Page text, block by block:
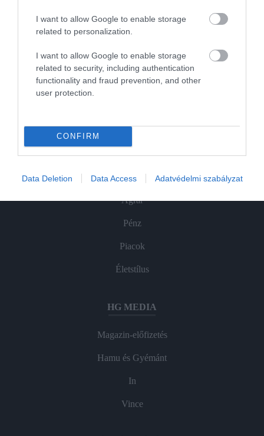
I want to allow Google to enable storage
related to personalization.
I want to allow Google to enable storage
related to security, including authentication
functionality and fraud prevention, and other
user protection.
CONFIRM
Data Deletion Data Access Adatvédelmi szabályzat
ROVATOK
Agrár
Pénz
Piacok
Életstílus
HG MEDIA
Magazin-előfizetés
Hamu és Gyémánt
In
Vince